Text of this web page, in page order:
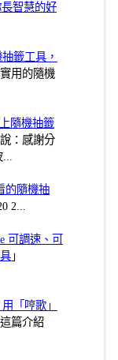
長智慧的好
籤工具，
用的隨機
隨機抽籤
說：感謝分
的隨機抽
2...
可調速、可
」
「哼歌」
篇介紹